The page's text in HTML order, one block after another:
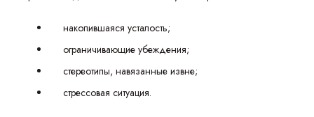
накопившаяся усталость;
ограничивающие убеждения;
стереотипы, навязанные извне;
стрессовая ситуация.